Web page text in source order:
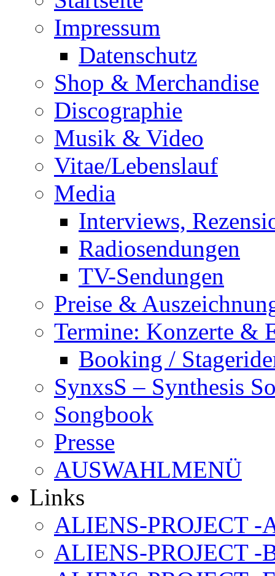
Impressum
Datenschutz
Shop & Merchandise
Discographie
Musik & Video
Vitae/Lebenslauf
Media
Interviews,
Radiosendungen
TV-Sendungen
Preise &
Termine: Konzerte &
Booking /
SynxsS – Synthesis
Songbook
Presse
AUSWAHLMENÜ
Links
ALIENS-PROJECT -
ALIENS-PROJECT -